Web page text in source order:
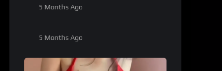
5 Months Ago
KURUS 1
5 Months Ago